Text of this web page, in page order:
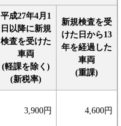
平成27年4月1
日以降に新規
検査を受けた
車両
(軽課を除く)
(新税率)
新規検査を受
けた日から13
年を経過した
車両
(重課)
3,900円 4,600円